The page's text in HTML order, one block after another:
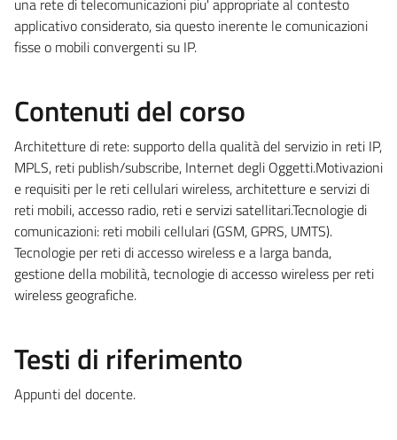
una rete di telecomunicazioni piu' appropriate al contesto
applicativo considerato, sia questo inerente le comunicazioni
fisse o mobili convergenti su IP.
Contenuti del corso
Architetture di rete: supporto della qualità del servizio in reti IP,
MPLS, reti publish/subscribe, Internet degli Oggetti.Motivazioni
e requisiti per le reti cellulari wireless, architetture e servizi di
reti mobili, accesso radio, reti e servizi satellitari.Tecnologie di
comunicazioni: reti mobili cellulari (GSM, GPRS, UMTS).
Tecnologie per reti di accesso wireless e a larga banda,
gestione della mobilità, tecnologie di accesso wireless per reti
wireless geografiche.
Testi di riferimento
Appunti del docente.